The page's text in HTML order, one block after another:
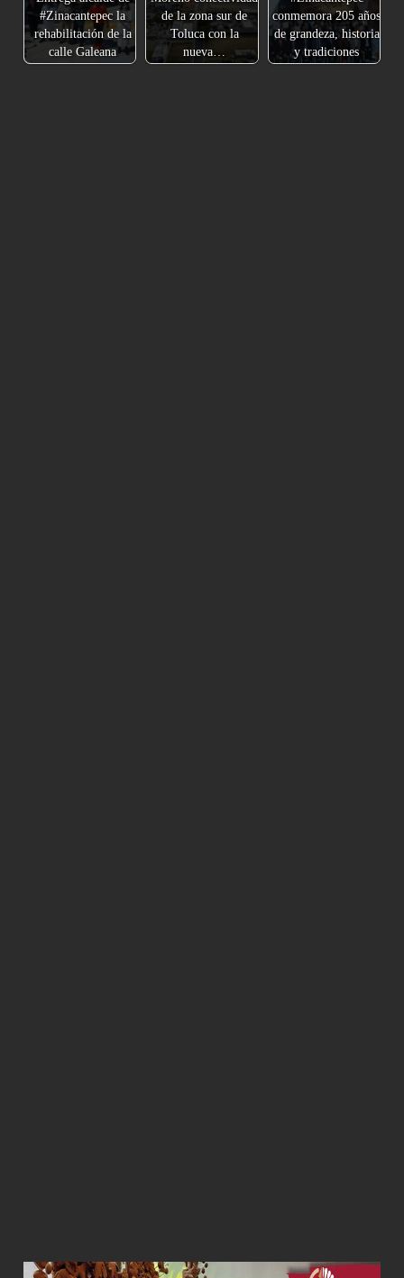
#Zinacantepec la
rehabilitación de la
calle Galeana
de la zona sur de
Toluca con la
nueva…
conmemora 205 años
de grandeza, historia
y tradiciones